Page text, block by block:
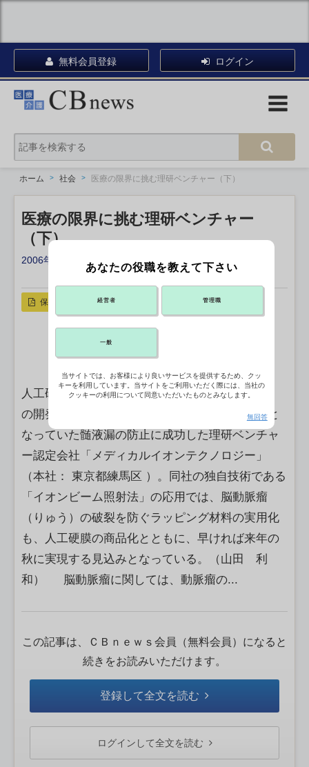
無料会員登録 ログイン
ホーム 社会 医療の限界に挑む理研ベンチャー（下）
医療の限界に挑む理研ベンチャー
（下）
2006年11月14日 13:21
リンクをコピー X ポスト
保存
人工硬膜の新製品「ＡｒｇｏＤｕｒａ－５１４」
の開発で、下垂体腫瘍（しゅよう）手術で問題と
なっていた髄液漏の防止に成功した理研ベンチャ
ー認定会社「メディカルイオンテクノロジー」
（本社： 東京都練馬区 ）。同社の独自技術である
「イオンビーム照射法」の応用では、脳動脈瘤
（りゅう）の破裂を防ぐラッピング材料の実用化
も、人工硬膜の商品化とともに、早ければ来年の
秋に実現する見込みとなっている。（山田 利
和） 脳動脈瘤に関しては、動脈瘤の...
この記事は、ＣＢｎｅｗｓ会員（無料会員）になると
続きをお読みいただけます。
登録して全文を読む
ログインして全文を読む
あなたの役職を教えて下さい
経営者 管理職
一般
当サイトでは、お客様により良いサービスを提供するため、クッ
キーを利用しています。当サイトをご利用いただく際には、当社の
クッキーの利用について同意いただいたものとみなします。
無回答